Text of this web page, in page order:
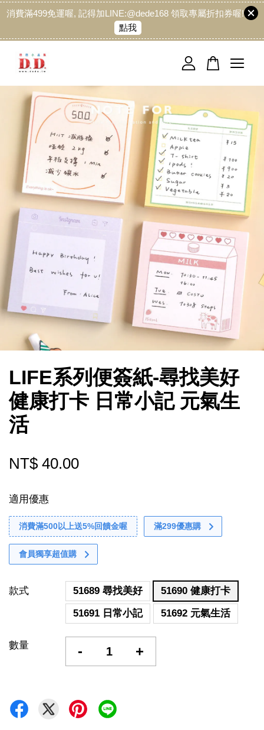
消費滿499免運喔, 記得加LINE:@dede168 領取專屬折扣券喔!
點我
LIFE系列便簽紙-尋找美好
健康打卡 日常小記 元氣生
活
NT$ 40.00
適用優惠
消費滿500以上送5%回饋金喔 滿299優惠購
會員獨享超值購
款式 51689 尋找美好
51690 健康打卡
51691 日常小記
51692 元氣生活
數量 - +
您的購物車目前還是空的。